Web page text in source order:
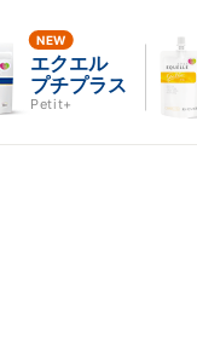
エクエル
プチプラス
Petit+